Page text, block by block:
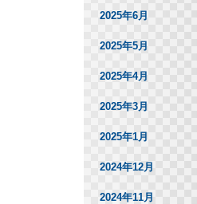
2025年6月
2025年5月
2025年4月
2025年3月
2025年1月
2024年12月
2024年11月